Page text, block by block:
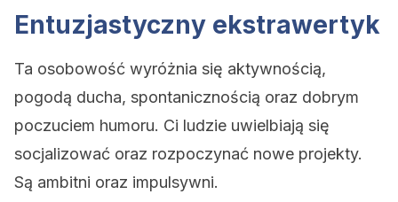
Entuzjastyczny ekstrawertyk
Ta osobowość wyróżnia się aktywnością,
pogodą ducha, spontanicznością oraz dobrym
poczuciem humoru. Ci ludzie uwielbiają się
socjalizować oraz rozpoczynać nowe projekty.
Są ambitni oraz impulsywni.